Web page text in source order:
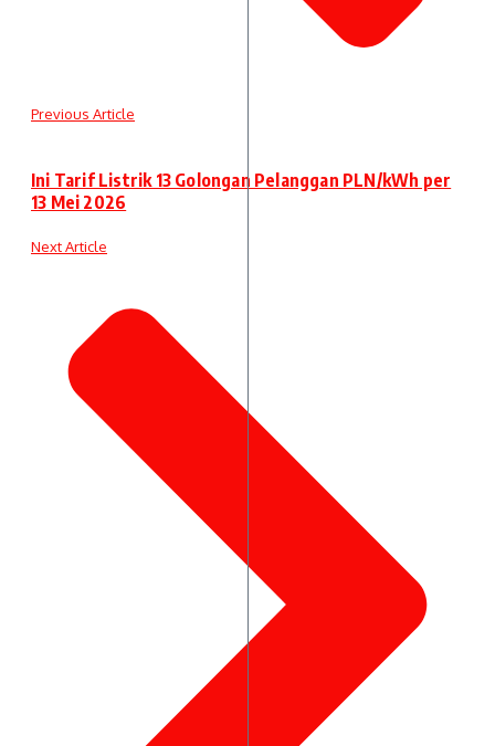
Previous Article
Ini Tarif Listrik 13 Golongan Pelanggan PLN/kWh per
13 Mei 2026
Next Article